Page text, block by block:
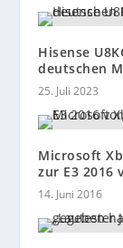
Hisense
deutschen
25. Juli 2023
Microsoft
zur E3 2016
14. Juni 2016